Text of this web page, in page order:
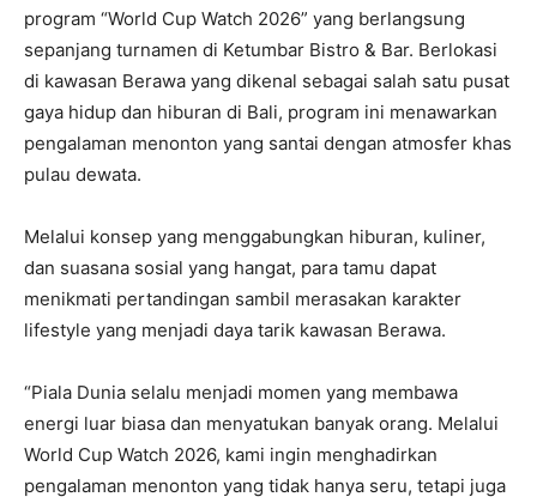
program “World Cup Watch 2026” yang berlangsung
sepanjang turnamen di Ketumbar Bistro & Bar. Berlokasi
di kawasan Berawa yang dikenal sebagai salah satu pusat
gaya hidup dan hiburan di Bali, program ini menawarkan
pengalaman menonton yang santai dengan atmosfer khas
pulau dewata.
Melalui konsep yang menggabungkan hiburan, kuliner,
dan suasana sosial yang hangat, para tamu dapat
menikmati pertandingan sambil merasakan karakter
lifestyle yang menjadi daya tarik kawasan Berawa.
“Piala Dunia selalu menjadi momen yang membawa
energi luar biasa dan menyatukan banyak orang. Melalui
World Cup Watch 2026, kami ingin menghadirkan
pengalaman menonton yang tidak hanya seru, tetapi juga